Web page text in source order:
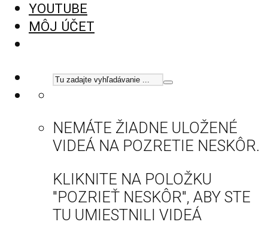
YOUTUBE
MÔJ ÚČET
NEMÁTE ŽIADNE ULOŽENÉ
VIDEÁ NA POZRETIE NESKÔR.
KLIKNITE NA POLOŽKU
"POZRIEŤ NESKÔR", ABY STE
TU UMIESTNILI VIDEÁ